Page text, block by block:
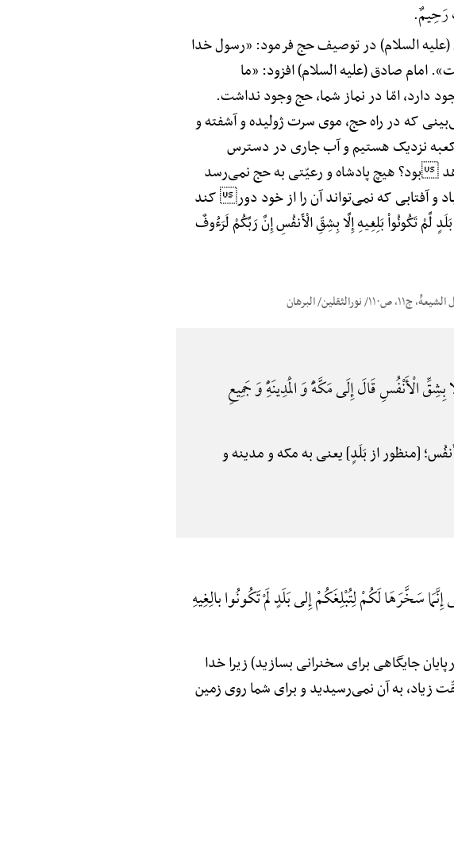
رَحِیمٌ.
السلام) در توصیف حج فرمود: «رسول خدا
امام صادق (علیه السلام) افزود: «ما
دارد، امّا در نماز شما، حج وجود نداشت.
که در راه حج، موی سرت ژولیده و آشفته و
کعبه نزدیک هستیم و آب جاری در دسترس
بود؟ هیچ پادشاه و رعیّتی به حج نمی‌رسد
آفتابی که نمی‌تواند آن را از خود دور کند
لَّمْ تَکُونُواْ بَلِغِیهِ إِلَّا بِشِقّ‌ِ الْأَنفُسِ إِنَّ رَبَّکُمْ لَرَءُوفٌ
بِشِقِّ الْأَنْفُسِ قَالَ إِلَی مَکَّهًَْ وَ الْمَدِینَهًِْ وَ جَمِیعِ
[منظور از بَلَدٍ] یعنی به مکه و مدینه و
سَخَّرَهَا لَکُمْ لِتُبْلِغَکُمْ إِلی بَلَدٍ لَمْ تَکُونُوا بالِغِیهِ
جایگاهی برای سخنرانی بسازید) زیرا خدا
زیاد، به آن نمی‌رسیدید و برای شما روی زمین